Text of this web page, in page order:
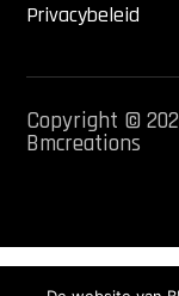
Privacybeleid
Copyright ©
Bmcreations